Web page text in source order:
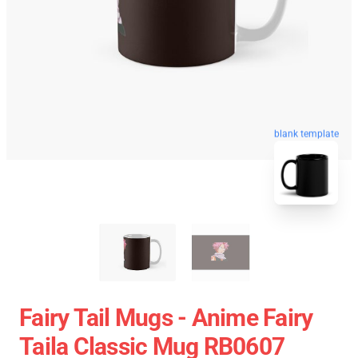
blank template
Fairy Tail Mugs - Anime Fairy
Taila Classic Mug RB0607